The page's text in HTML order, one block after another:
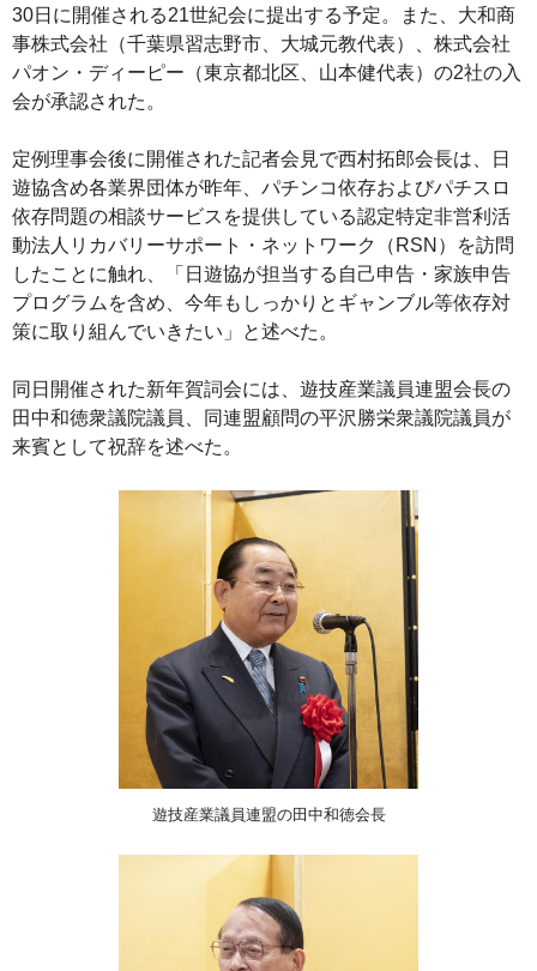
30日に開催される21世紀会に提出する予定。また、大和商
事株式会社（千葉県習志野市、大城元教代表）、株式会社
パオン・ディーピー（東京都北区、山本健代表）の2社の入
会が承認された。
定例理事会後に開催された記者会見で西村拓郎会長は、日
遊協含め各業界団体が昨年、パチンコ依存およびパチスロ
依存問題の相談サービスを提供している認定特定非営利活
動法人リカバリーサポート・ネットワーク（RSN）を訪問
したことに触れ、「日遊協が担当する自己申告・家族申告
プログラムを含め、今年もしっかりとギャンブル等依存対
策に取り組んでいきたい」と述べた。
同日開催された新年賀詞会には、遊技産業議員連盟会長の
田中和徳衆議院議員、同連盟顧問の平沢勝栄衆議院議員が
来賓として祝辞を述べた。
遊技産業議員連盟の田中和徳会長